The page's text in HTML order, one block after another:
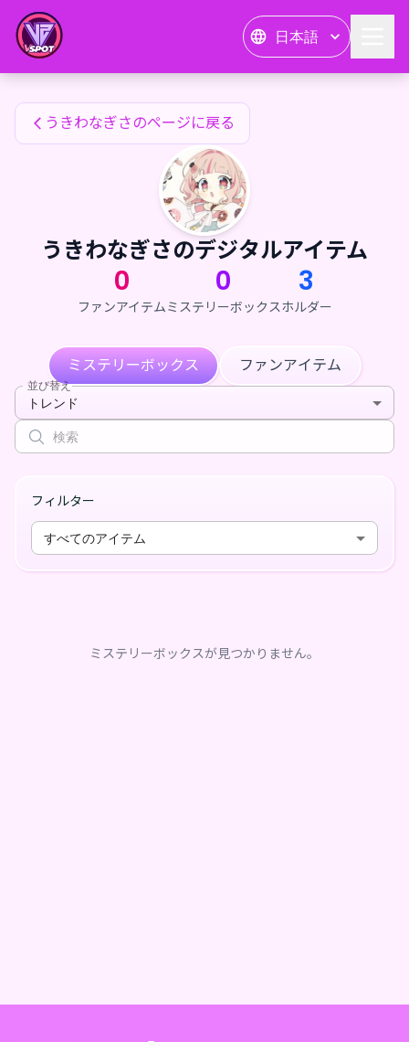
日本語
うきわなぎさのファンアイテム
うきわなぎさのページに戻る
うきわなぎさのデジタルアイテム
0
ファンアイテム
0
ミステリーボックス
3
ホルダー
ミステリーボックス ファンアイテム
並び替え
トレンド
フィルター
すべてのアイテム
ミステリーボックスが見つかりません。
うきわなぎさのファンアイテム — 24karat